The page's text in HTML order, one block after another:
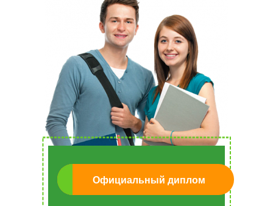
Официальный диплом